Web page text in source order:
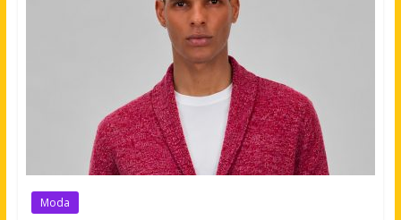
Moda